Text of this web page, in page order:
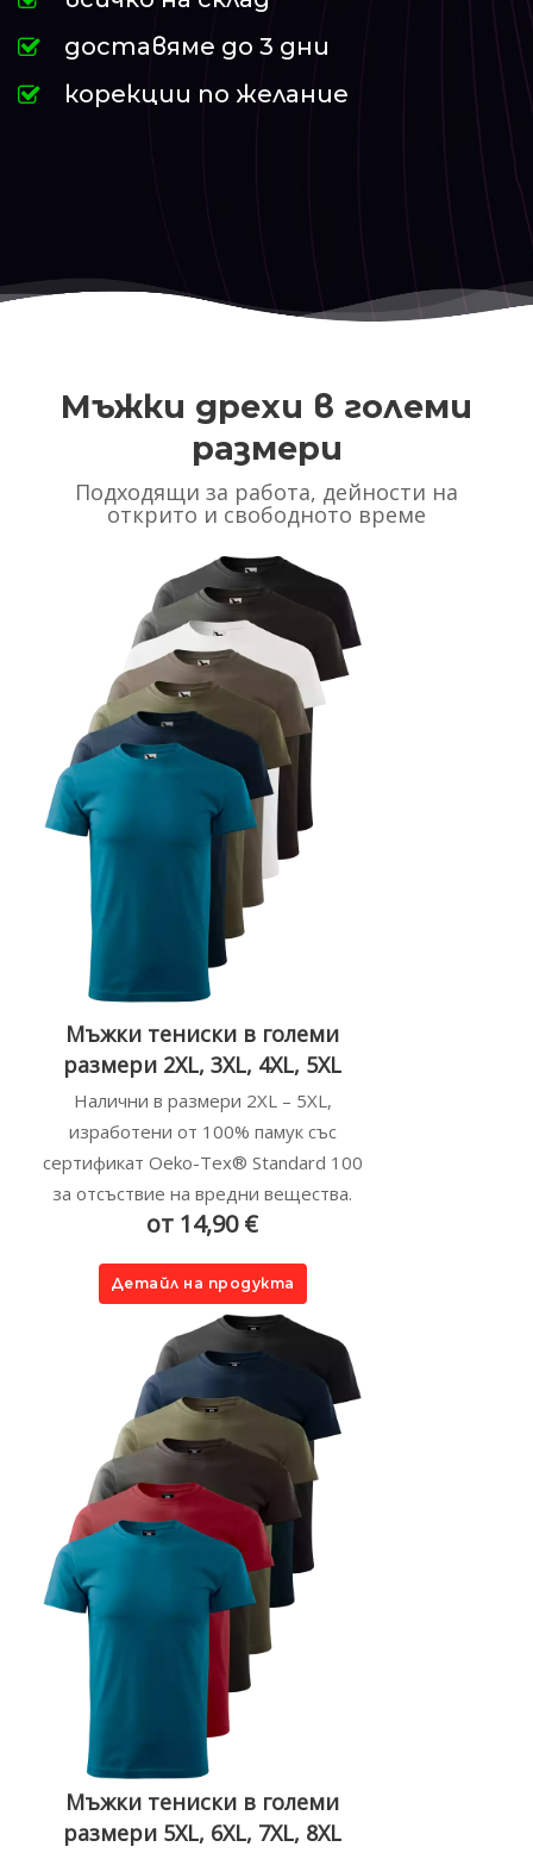
доставяме до 3 дни
корекции по желание
Мъжки дрехи в големи
размери
Подходящи за работа, дейности на
открито и свободното време
Мъжки тениски в големи
размери 2XL, 3XL, 4XL, 5XL
Налични в размери 2XL – 5XL,
изработени от 100% памук със
сертификат Oeko-Tex® Standard 100
за отсъствие на вредни вещества.
от 14,90 €
Детайл на продукта
Мъжки тениски в големи
размери 5XL, 6XL, 7XL, 8XL